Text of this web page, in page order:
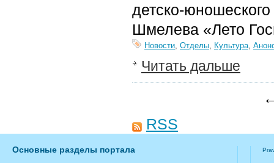
детско-
Шмелева «Лето
Новости, Отделы, Культура,
Читать дальше
RSS
Основные разделы портала